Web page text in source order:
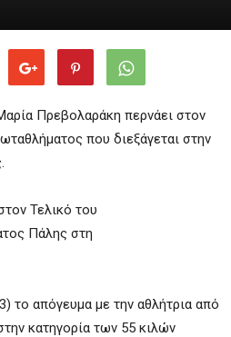
Πρεβολαράκη περνάει στον
που διεξάγεται στην
το απόγευμα με την αθλήτρια από
κατηγορία των 55 κιλών